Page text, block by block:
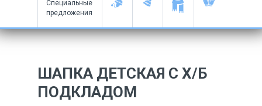
Специальные
предложения
ШАПКА ДЕТСКАЯ С Х/Б
ПОДКЛАДОМ